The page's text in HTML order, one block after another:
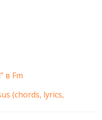
в Fm
(chords, lyrics,